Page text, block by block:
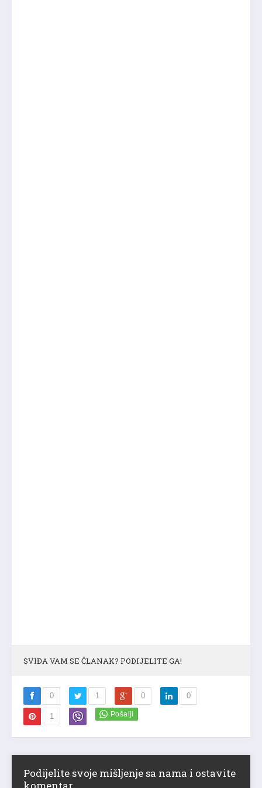
SVIĐA VAM SE ČLANAK? PODIJELITE GA!
0 1 0 0
1
Podijelite svoje mišljenje sa nama i ostavite